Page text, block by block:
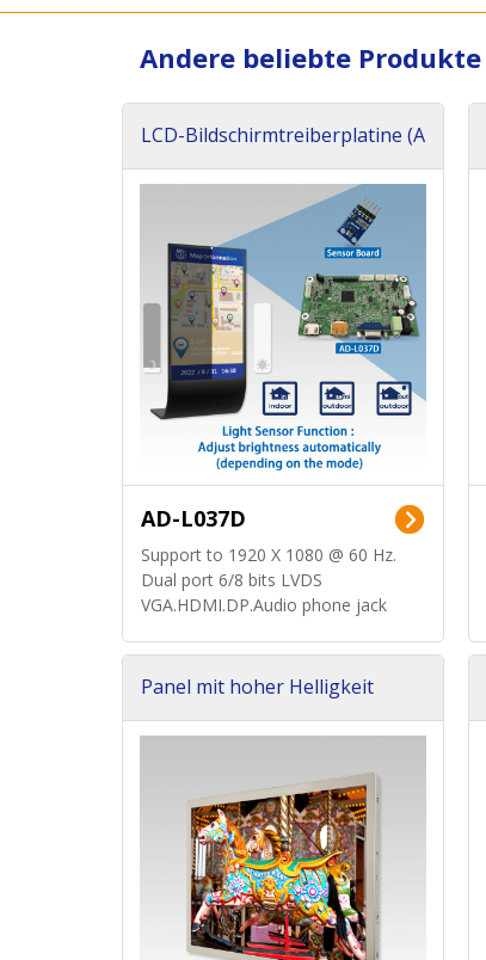
Andere beliebte Produkte
LCD-Bildschirmtreiberplatine (A
AD-L037D
Support to 1920 X 1080 @ 60 Hz.
Dual port 6/8 bits LVDS
VGA.HDMI.DP.Audio phone jack
Panel mit hoher Helligkeit